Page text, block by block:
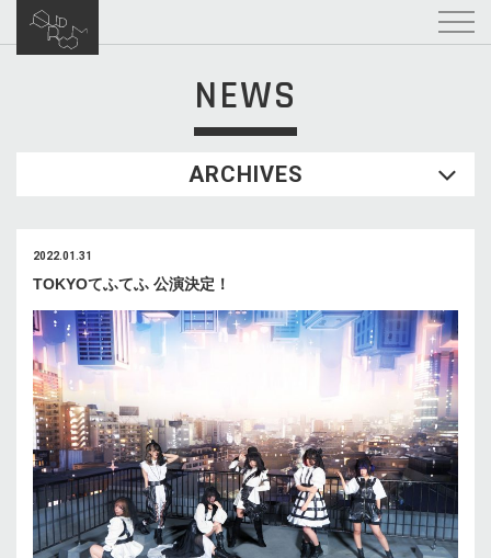
NEWS
ARCHIVES
2022.01.31
TOKYOてふてふ 公演決定！